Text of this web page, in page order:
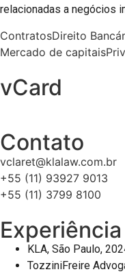
relacionadas a negócios
ContratosDireito
Mercado de capitais
vCard
Contato
vclaret@klalaw.com.br
+55 (11) 93927 9013
+55 (11) 3799 8100
KLA, São Paulo,
TozziniFreire